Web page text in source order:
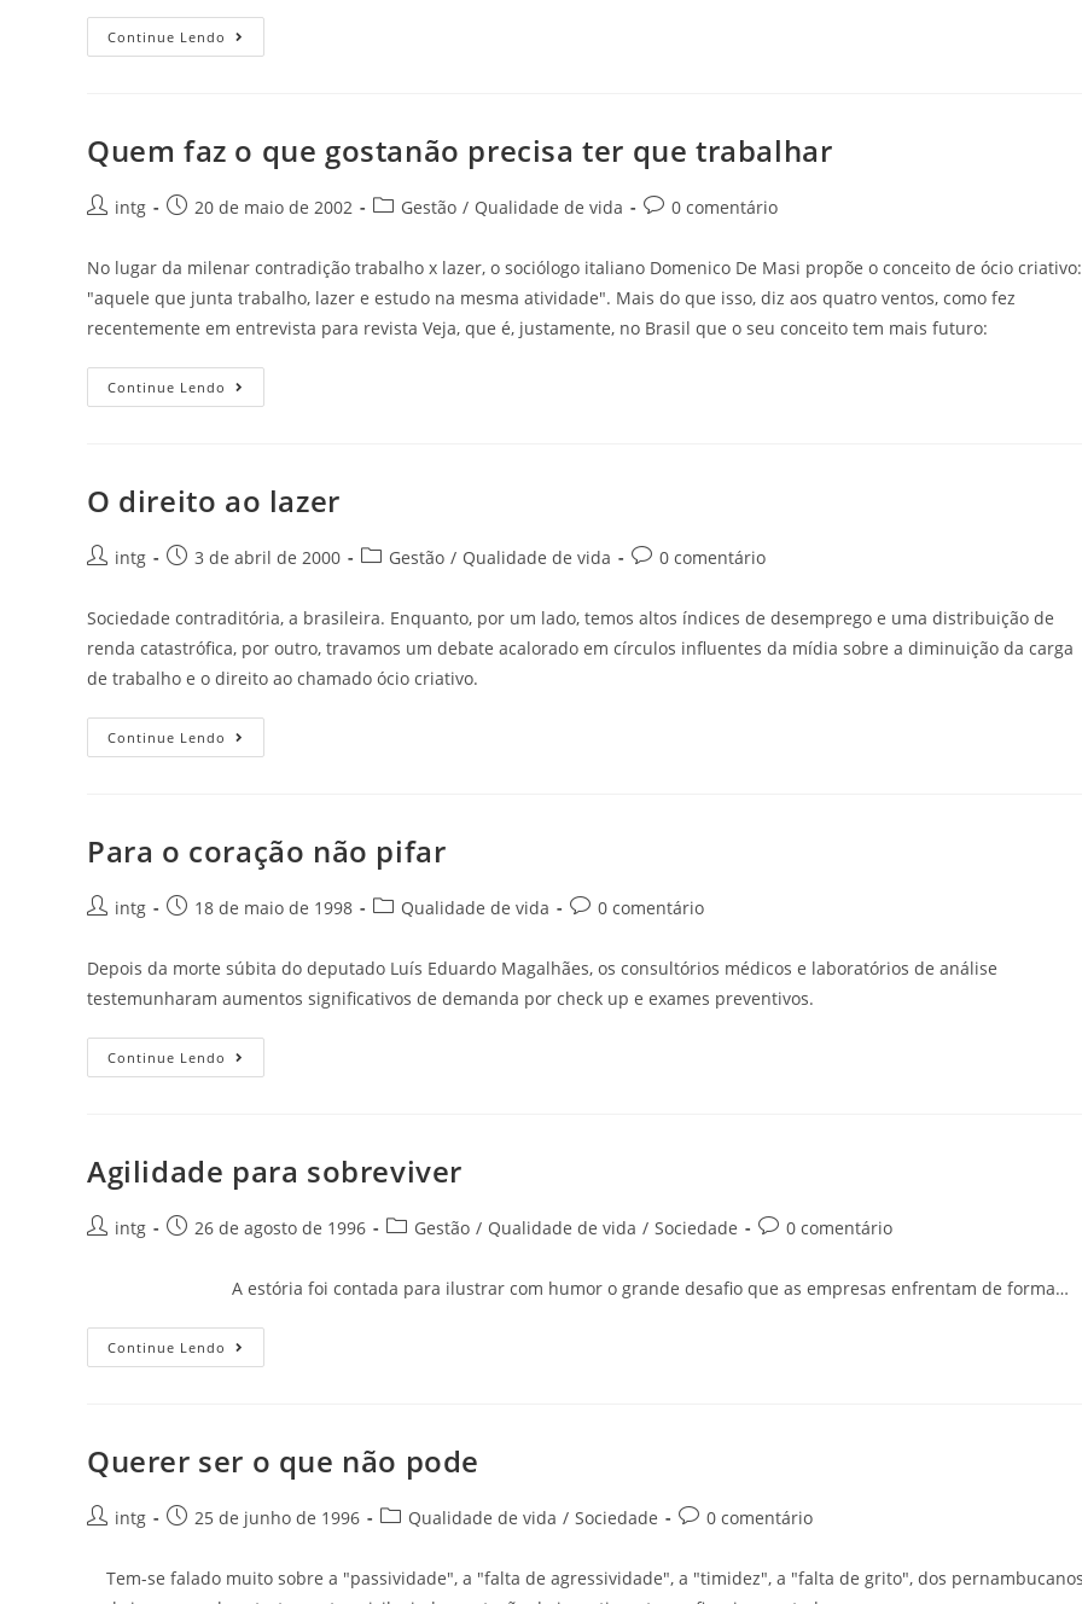
Continue Lendo
Quem faz o que gostanão precisa ter que trabalhar
intg 20 de maio de 2002 Gestão / Qualidade de vida 0 comentário
No lugar da milenar contradição trabalho x lazer, o sociólogo italiano Domenico De Masi propõe o conceito de ócio criativo:
"aquele que junta trabalho, lazer e estudo na mesma atividade". Mais do que isso, diz aos quatro ventos, como fez
recentemente em entrevista para revista Veja, que é, justamente, no Brasil que o seu conceito tem mais futuro:
Continue Lendo
O direito ao lazer
intg 3 de abril de 2000 Gestão / Qualidade de vida 0 comentário
Sociedade contraditória, a brasileira. Enquanto, por um lado, temos altos índices de desemprego e uma distribuição de
renda catastrófica, por outro, travamos um debate acalorado em círculos influentes da mídia sobre a diminuição da carga
de trabalho e o direito ao chamado ócio criativo.
Continue Lendo
Para o coração não pifar
intg 18 de maio de 1998 Qualidade de vida 0 comentário
Depois da morte súbita do deputado Luís Eduardo Magalhães, os consultórios médicos e laboratórios de análise
testemunharam aumentos significativos de demanda por check up e exames preventivos.
Continue Lendo
Agilidade para sobreviver
intg 26 de agosto de 1996 Gestão / Qualidade de vida / Sociedade 0 comentário
A estória foi contada para ilustrar com humor o grande desafio que as empresas enfrentam de forma…
Continue Lendo
Querer ser o que não pode
intg 25 de junho de 1996 Qualidade de vida / Sociedade 0 comentário
Tem-se falado muito sobre a "passividade", a "falta de agressividade", a "timidez", a "falta de grito", dos